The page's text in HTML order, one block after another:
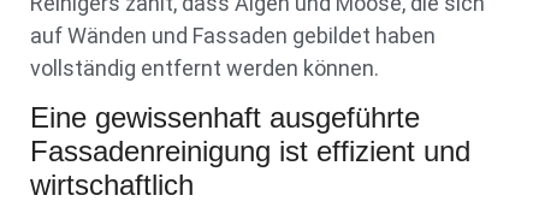
auf Wänden und Fassaden gebildet haben
vollständig entfernt werden können.
Eine gewissenhaft ausgeführte
Fassadenreinigung ist effizient und
wirtschaftlich